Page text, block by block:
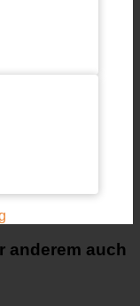
anderem auch